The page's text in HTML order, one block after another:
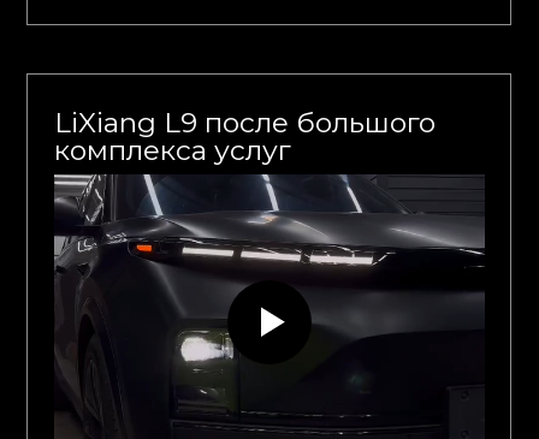
LiXiang L9 после большого
комплекса услуг